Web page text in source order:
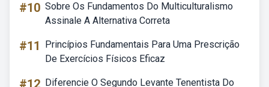
#10 Sobre Os Fundamentos Do Multiculturalismo
Assinale A Alternativa Correta
#11
Princípios Fundamentais Para Uma Prescrição
De Exercícios Físicos Eficaz
#12 Diferencie O Segundo Levante Tenentista Do